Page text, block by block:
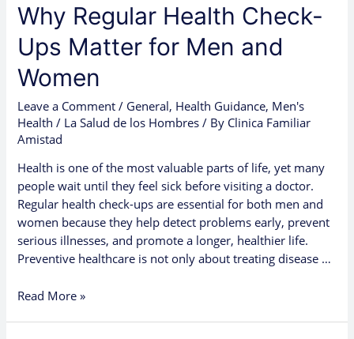
Why Regular Health Check-
Ups Matter for Men and
Women
Leave a Comment / General, Health Guidance, Men's
Health / La Salud de los Hombres / By Clinica Familiar
Amistad
Health is one of the most valuable parts of life, yet many
people wait until they feel sick before visiting a doctor.
Regular health check-ups are essential for both men and
women because they help detect problems early, prevent
serious illnesses, and promote a longer, healthier life.
Preventive healthcare is not only about treating disease …
Read More »